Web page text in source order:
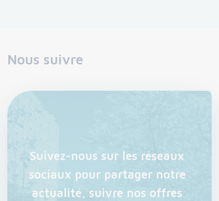
Nous suivre
Suivez-nous sur les réseaux
sociaux pour partager notre
actualité, suivre nos offres